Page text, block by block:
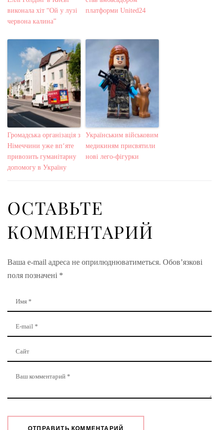
виконала хіт “Ой у лузі
червона калина”
платформи United24
Громадська організація з
Німеччини уже вп‘яте
привозить гуманітарну
допомогу в Україну
Українським військовим
медикиням присвятили
нові лего-фігурки
ОСТАВЬТЕ
КОММЕНТАРИЙ
Ваша e-mail адреса не оприлюднюватиметься. Обов’язкові
поля позначені *